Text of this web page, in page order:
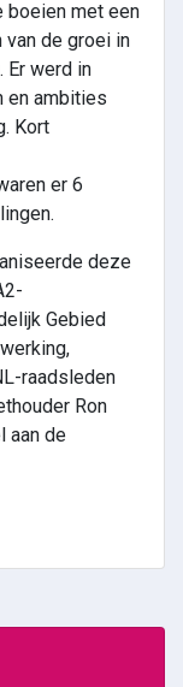
boeien met een
de groei in
Er werd in
en ambities
Kort
er 6
deze
Gebied
raadsleden
Ron
aan de